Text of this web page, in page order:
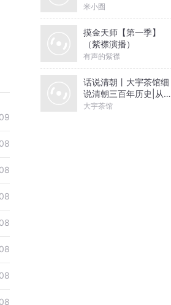
米小圈
摸金天师【第一季】
（紫襟演播）
有声的紫襟
话说清朝丨大宇茶馆细
说清朝三百年历史|从努
尔哈赤到末代皇帝溥仪|
大宇茶馆